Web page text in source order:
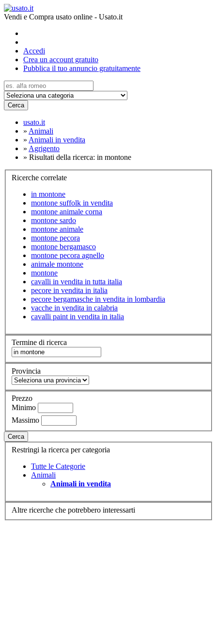
Vendi e Compra usato online - Usato.it
Accedi
Crea un account gratuito
Pubblica il tuo annuncio gratuitamente
Cerca
usato.it
» Animali
» Animali in vendita
» Agrigento
» Risultati della ricerca: in montone
Ricerche correlate
in montone
montone suffolk in vendita
montone animale corna
montone sardo
montone animale
montone pecora
montone bergamasco
montone pecora agnello
animale montone
montone
cavalli in vendita in tutta italia
pecore in vendita in italia
pecore bergamasche in vendita in lombardia
vacche in vendita in calabria
cavalli paint in vendita in italia
Termine di ricerca
Provincia
Prezzo
Minimo
Massimo
Cerca
Restringi la ricerca per categoria
Tutte le Categorie
Animali
Animali in vendita
Altre ricerche che potrebbero interessarti